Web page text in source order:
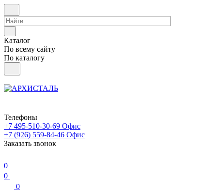
Каталог
По всему сайту
По каталогу
Телефоны
+7 495-510-30-69 Офис
+7 (926) 559-84-46 Офис
Заказать звонок
0
0
0